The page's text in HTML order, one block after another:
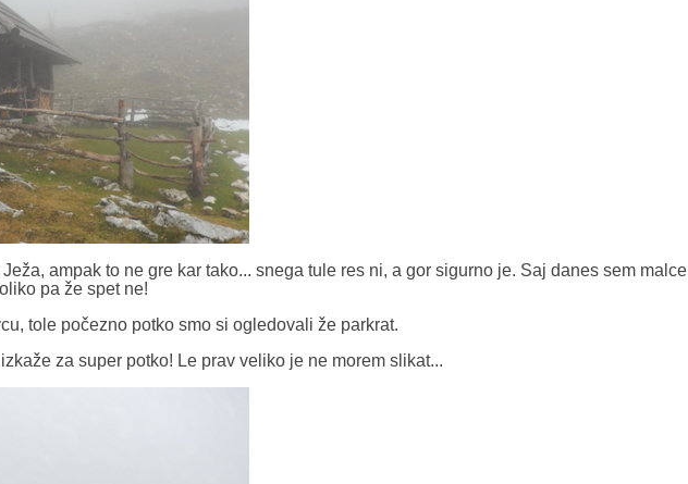
ampak to ne gre kar tako... snega tule res ni, a gor sigurno je. Saj danes sem malce
pa že spet ne!
tole počezno potko smo si ogledovali že parkrat.
za super potko! Le prav veliko je ne morem slikat...